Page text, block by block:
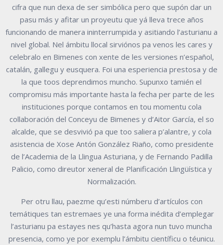
cifra que nun dexa de ser simbólica pero que supón dar un
pasu más y afitar un proyeutu que yá lleva trece años
funcionando de manera ininterrumpida y asitiando l’asturianu a
nivel global. Nel ámbitu llocal sirviónos pa venos les cares y
celebralo en Bimenes con xente de les versiones n’español,
catalán, gallegu y eusquera. Foi una esperiencia prestosa y de
la que toos deprendimos muncho. Supunxo tamién el
compromisu más importante hasta la fecha per parte de les
instituciones porque contamos en tou momentu cola
collaboración del Conceyu de Bimenes y d’Aitor García, el so
alcalde, que se desvivió pa que too saliera p’alantre, y cola
asistencia de Xose Antón González Riaño, como presidente
de l’Academia de la Llingua Asturiana, y de Fernando Padilla
Palicio, como direutor xeneral de Planificación Llingüística y
Normalización.
Per otru llau, paezme qu’esti númberu d’artículos con
temátiques tan estremaes ye una forma inédita d’emplegar
l’asturianu pa estayes nes qu’hasta agora nun tuvo muncha
presencia, como ye por exemplu l’ámbitu científicu o téunicu.